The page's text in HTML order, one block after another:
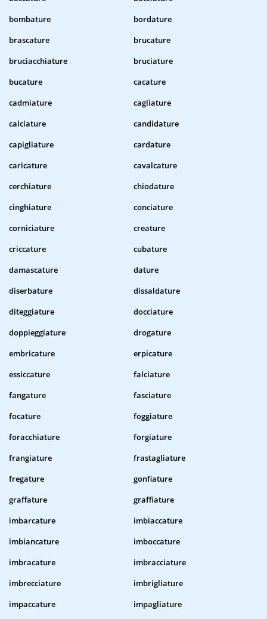
bombature
bordature
brascature
brucature
bruciacchiature
bruciature
bucature
cacature
cadmiature
cagliature
calciature
candidature
capigliature
cardature
caricature
cavalcature
cerchiature
chiodature
cinghiature
conciature
corniciature
creature
criccature
cubature
damascature
dature
diserbature
dissaldature
diteggiature
docciature
doppieggiature
drogature
embricature
erpicature
essiccature
falciature
fangature
fasciature
focature
foggiature
foracchiature
forgiature
frangiature
frastagliature
fregature
gonfiature
graffature
graffiature
imbarcature
imbiaccature
imbiancature
imboccature
imbracature
imbracciature
imbrecciature
imbrigliature
impaccature
impagliature